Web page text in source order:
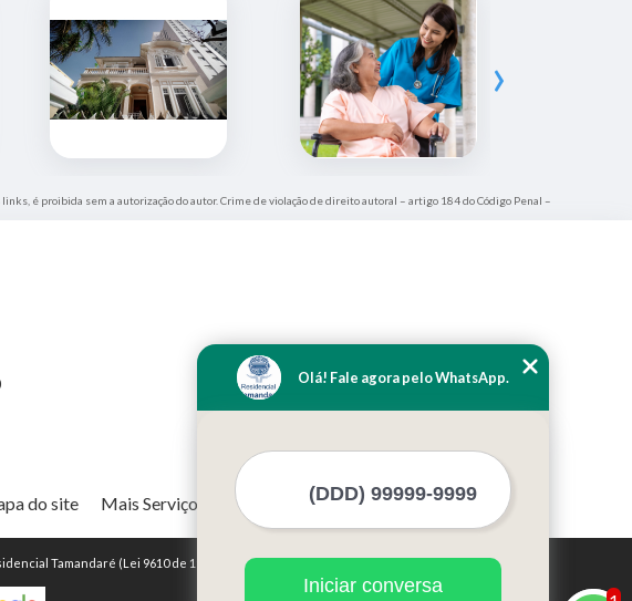
›
é proibida sem a autorização do autor. Crime de violação de direito autoral – artigo 184 do Código Penal –
do site Mais Serviços
Tamandaré (Lei 9610 de 19/02/1998)
Olá! Fale agora pelo WhatsApp.
Iniciar conversa